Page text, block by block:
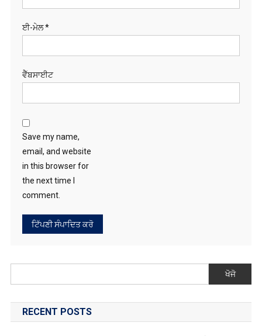
ਈ-ਮੇਲ*
ਵੈੱਬਸਾਈਟ
Save my name,
email, and website
in this browser for
the next time I
comment.
ਖੋਜੋ
RECENT POSTS